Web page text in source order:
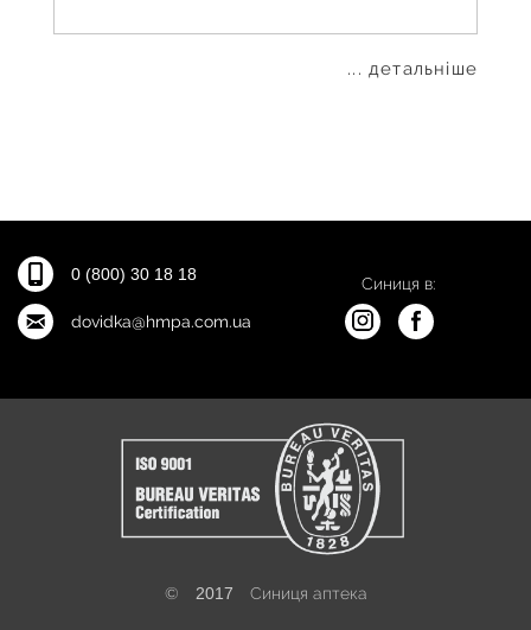
... детальніше
0 (800) 30 18 18
dovidka@hmpa.com.ua
Синиця в:
© 2017 Синиця аптека